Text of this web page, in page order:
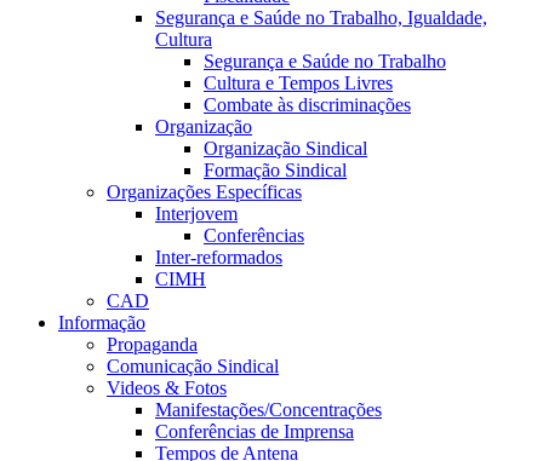
Segurança e Saúde no Trabalho, Igualdade,
Cultura
Segurança e Saúde no Trabalho
Cultura e Tempos Livres
Combate às discriminações
Organização
Organização Sindical
Formação Sindical
Organizações Específicas
Interjovem
Conferências
Inter-reformados
CIMH
CAD
Informação
Propaganda
Comunicação Sindical
Videos & Fotos
Manifestações/Concentrações
Conferências de Imprensa
Tempos de Antena